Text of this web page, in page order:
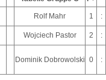
Rolf Mahr 1 :
Wojciech Pastor 2 :
Dominik Dobrowolski 0 :